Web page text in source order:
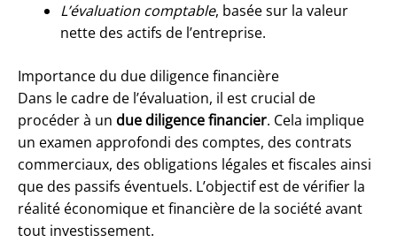
L’évaluation comptable, basée sur la valeur
nette des actifs de l’entreprise.
Importance du due diligence financière
Dans le cadre de l’évaluation, il est crucial de
procéder à un due diligence financier. Cela implique
un examen approfondi des comptes, des contrats
commerciaux, des obligations légales et fiscales ainsi
que des passifs éventuels. L’objectif est de vérifier la
réalité économique et financière de la société avant
tout investissement.